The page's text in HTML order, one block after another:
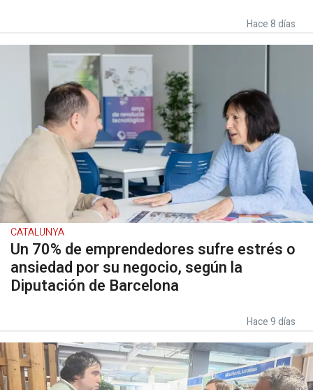
Hace 8 días
CATALUNYA
Un 70% de emprendedores sufre estrés o
ansiedad por su negocio, según la
Diputación de Barcelona
Hace 9 días